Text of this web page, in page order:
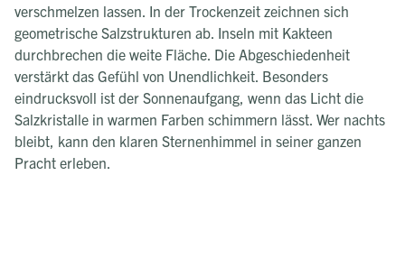
verschmelzen lassen. In der Trockenzeit zeichnen sich
geometrische Salzstrukturen ab. Inseln mit Kakteen
durchbrechen die weite Fläche. Die Abgeschiedenheit
verstärkt das Gefühl von Unendlichkeit. Besonders
eindrucksvoll ist der Sonnenaufgang, wenn das Licht die
Salzkristalle in warmen Farben schimmern lässt. Wer nachts
bleibt, kann den klaren Sternenhimmel in seiner ganzen
Pracht erleben.